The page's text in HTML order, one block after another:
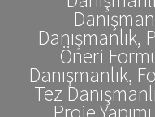
Danışmanlık,
Öneri
Danışmanlık,
Tez